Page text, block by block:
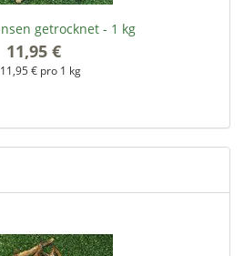
getrocknet - 1 kg
11,95 €
11,95 € pro 1 kg